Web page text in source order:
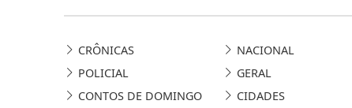
CRÔNICAS NACIONAL
POLICIAL
GERAL
CONTOS DE DOMINGO
CIDADES